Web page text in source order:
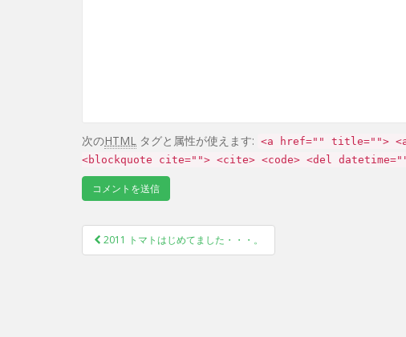
次のHTML タグと属性が使えます: <a href="" title="">
<blockquote cite=""> <cite> <code> <del
Post navigation
2011 トマトはじめてました・・・。